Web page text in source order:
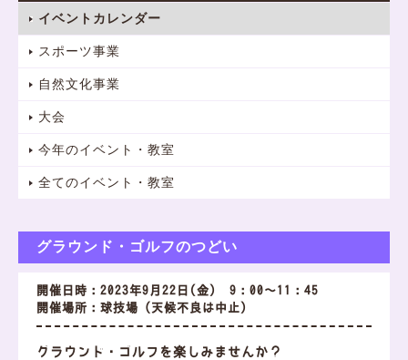
イベントカレンダー
スポーツ事業
自然文化事業
大会
今年のイベント・教室
全てのイベント・教室
グラウンド・ゴルフのつどい
開催日時：2023年9月22日(金) 9：00～11：45
開催場所：球技場（天候不良は中止）
グラウンド・ゴルフを楽しみませんか？